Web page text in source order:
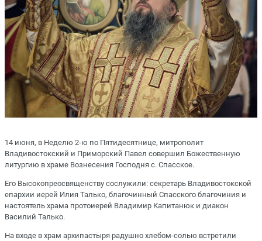
14 июня, в Неделю 2-ю по Пятидесятнице, митрополит
Владивостокский и Приморский Павел совершил Божественную
литургию в храме Вознесения Господня с. Спасское.
Его Высокопреосвященству сослужили: секретарь Владивостокской
епархии иерей Илия Талько, благочинный Спасского благочиния и
настоятель храма протоиерей Владимир Капитанюк и диакон
Василий Талько.
На входе в храм архипастыря радушно хлебом-солью встретили